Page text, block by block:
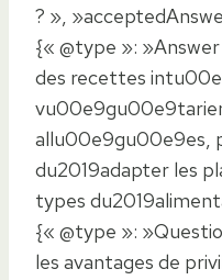
? »,
{« @type »:
des recettes
allu00e9gu00e9es,
du2019adapter les
types
{« @type »:
les avantages de